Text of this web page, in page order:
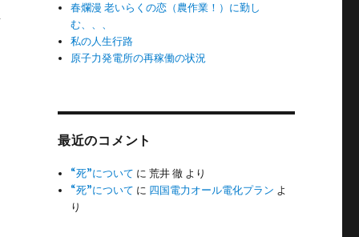
春爛漫 老いらくの恋（農作業！）に勤し
む、、、
私の人生行路
原子力発電所の再稼働の状況
最近のコメント
“死”について に荒井 徹 より
“死”について に 四国電力オール電化プラン よ
り